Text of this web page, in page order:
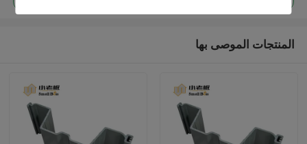
المنتجات الموصى بها